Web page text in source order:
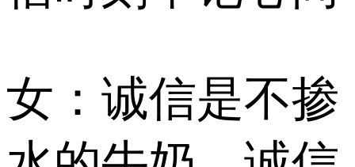
女：诚信是不掺